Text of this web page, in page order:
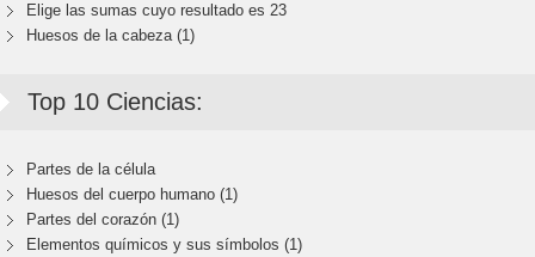
Elige las sumas cuyo resultado es 23
Huesos de la cabeza (1)
Top 10 Ciencias:
Partes de la célula
Huesos del cuerpo humano (1)
Partes del corazón (1)
Elementos químicos y sus símbolos (1)